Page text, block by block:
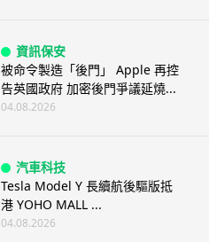
資訊保安
被命令製造「後門」 Apple 再控
告英國政府 加密後門爭議延燒...
04.08.2026
汽車科技
Tesla Model Y 長續航後驅版抵
港 YOHO MALL ...
04.08.2026